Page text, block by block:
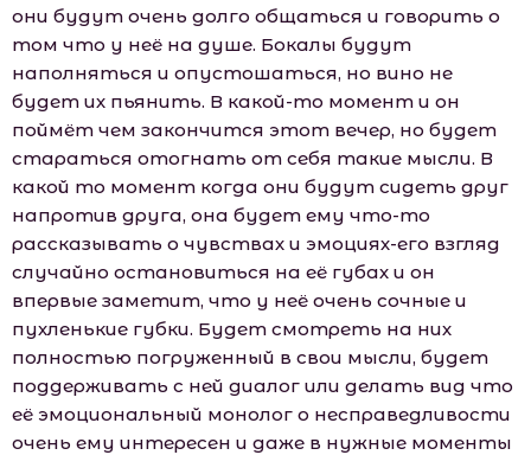
они будут очень долго общаться и говорить о
том что у неё на душе. Бокалы будут
наполняться и опустошаться, но вино не
будет их пьянить. В какой-то момент и он
поймёт чем закончится этот вечер, но будет
стараться отогнать от себя такие мысли. В
какой то момент когда они будут сидеть друг
напротив друга, она будет ему что-то
рассказывать о чувствах и эмоциях-его взгляд
случайно остановиться на её губах и он
впервые заметит, что у неё очень сочные и
пухленькие губки. Будет смотреть на них
полностью погруженный в свои мысли, будет
поддерживать с ней диалог или делать вид что
её эмоциональный монолог о несправедливости
очень ему интересен и даже в нужные моменты